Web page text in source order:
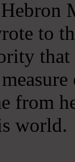
to
from
world.